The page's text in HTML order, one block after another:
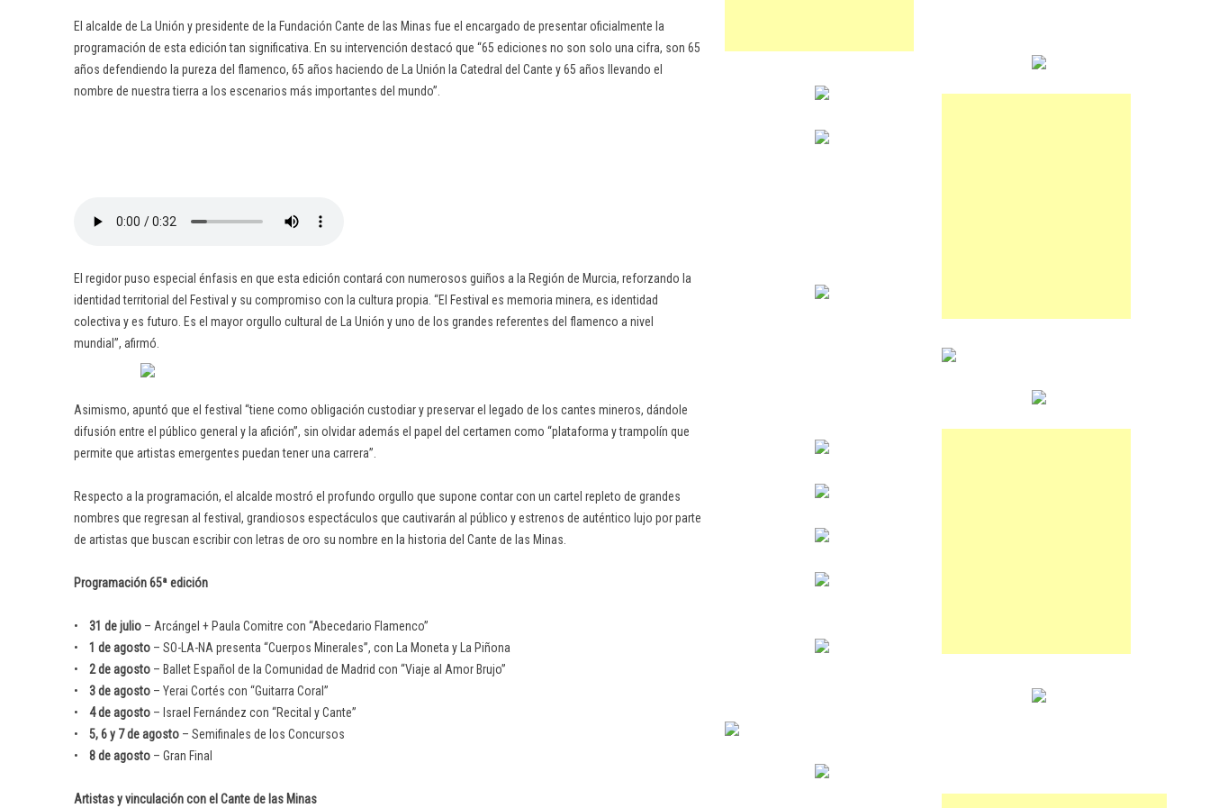
El alcalde de La Unión y presidente de la Fundación Cante de las Minas fue el encargado de presentar oficialmente la
programación de esta edición tan significativa. En su intervención destacó que “65 ediciones no son solo una cifra, son 65
años defendiendo la pureza del flamenco, 65 años haciendo de La Unión la Catedral del Cante y 65 años llevando el
nombre de nuestra tierra a los escenarios más importantes del mundo”.
El regidor puso especial énfasis en que esta edición contará con numerosos guiños a la Región de Murcia, reforzando la
identidad territorial del Festival y su compromiso con la cultura propia. “El Festival es memoria minera, es identidad
colectiva y es futuro. Es el mayor orgullo cultural de La Unión y uno de los grandes referentes del flamenco a nivel
mundial”, afirmó.
Asimismo, apuntó que el festival “tiene como obligación custodiar y preservar el legado de los cantes mineros, dándole
difusión entre el público general y la afición”, sin olvidar además el papel del certamen como “plataforma y trampolín que
permite que artistas emergentes puedan tener una carrera”.
Respecto a la programación, el alcalde mostró el profundo orgullo que supone contar con un cartel repleto de grandes
nombres que regresan al festival, grandiosos espectáculos que cautivarán al público y estrenos de auténtico lujo por parte
de artistas que buscan escribir con letras de oro su nombre en la historia del Cante de las Minas.
Programación 65ª edición
• 31 de julio – Arcángel + Paula Comitre con “Abecedario Flamenco”
• 1 de agosto – SO-LA-NA presenta “Cuerpos Minerales”, con La Moneta y La Piñona
• 2 de agosto – Ballet Español de la Comunidad de Madrid con “Viaje al Amor Brujo”
• 3 de agosto – Yerai Cortés con “Guitarra Coral”
• 4 de agosto – Israel Fernández con “Recital y Cante”
• 5, 6 y 7 de agosto – Semifinales de los Concursos
• 8 de agosto – Gran Final
Artistas y vinculación con el Cante de las Minas